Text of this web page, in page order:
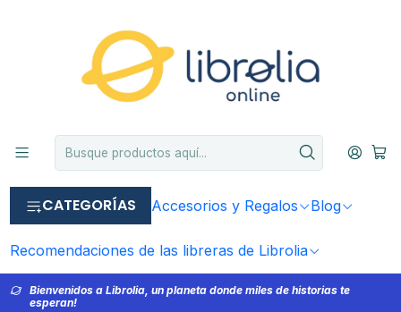
CATEGORÍAS Accesorios y Regalos Blog
Recomendaciones de las libreras de Librolia
Bienvenidos a Librolia, un planeta donde miles de historias te
esperan!